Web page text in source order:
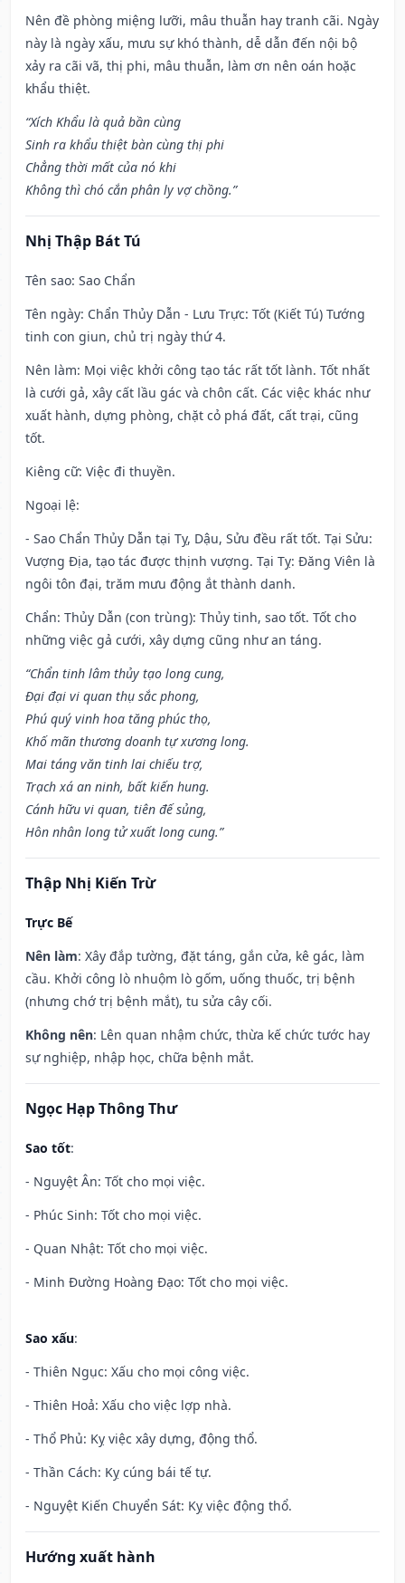
Nên đề phòng miệng lưỡi, mâu thuẫn hay tranh cãi. Ngày
này là ngày xấu, mưu sự khó thành, dễ dẫn đến nội bộ
xảy ra cãi vã, thị phi, mâu thuẫn, làm ơn nên oán hoặc
khẩu thiệt.
“Xích Khẩu là quả bần cùng
Sinh ra khẩu thiệt bàn cùng thị phi
Chẳng thời mất của nó khi
Không thì chó cắn phân ly vợ chồng.”
Nhị Thập Bát Tú
Tên sao: Sao Chẩn
Tên ngày: Chẩn Thủy Dẫn - Lưu Trực: Tốt (Kiết Tú) Tướng
tinh con giun, chủ trị ngày thứ 4.
Nên làm: Mọi việc khởi công tạo tác rất tốt lành. Tốt nhất
là cưới gả, xây cất lầu gác và chôn cất. Các việc khác như
xuất hành, dựng phòng, chặt cỏ phá đất, cất trại, cũng
tốt.
Kiêng cữ: Việc đi thuyền.
Ngoại lệ:
- Sao Chẩn Thủy Dẫn tại Tỵ, Dậu, Sửu đều rất tốt. Tại Sửu:
Vượng Địa, tạo tác được thịnh vượng. Tại Tỵ: Đăng Viên là
ngôi tôn đại, trăm mưu động ắt thành danh.
Chẩn: Thủy Dẫn (con trùng): Thủy tinh, sao tốt. Tốt cho
những việc gả cưới, xây dựng cũng như an táng.
“Chẩn tinh lâm thủy tạo long cung,
Đại đại vi quan thụ sắc phong,
Phú quý vinh hoa tăng phúc thọ,
Khố mãn thương doanh tự xương long.
Mai táng văn tinh lai chiếu trợ,
Trạch xá an ninh, bất kiến hung.
Cánh hữu vi quan, tiên đế sủng,
Hôn nhân long tử xuất long cung.”
Thập Nhị Kiến Trừ
Trực Bế
Nên làm: Xây đắp tường, đặt táng, gắn cửa, kê gác, làm
cầu. Khởi công lò nhuộm lò gốm, uống thuốc, trị bệnh
(nhưng chớ trị bệnh mắt), tu sửa cây cối.
Không nên: Lên quan nhậm chức, thừa kế chức tước hay
sự nghiệp, nhập học, chữa bệnh mắt.
Ngọc Hạp Thông Thư
Sao tốt:
- Nguyệt Ân: Tốt cho mọi việc.
- Phúc Sinh: Tốt cho mọi việc.
- Quan Nhật: Tốt cho mọi việc.
- Minh Đường Hoàng Đạo: Tốt cho mọi việc.
Sao xấu:
- Thiên Ngục: Xấu cho mọi công việc.
- Thiên Hoả: Xấu cho việc lợp nhà.
- Thổ Phủ: Kỵ việc xây dựng, động thổ.
- Thần Cách: Kỵ cúng bái tế tự.
- Nguyệt Kiến Chuyển Sát: Kỵ việc động thổ.
Hướng xuất hành